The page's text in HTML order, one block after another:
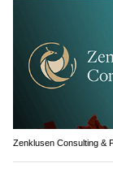
Zenklusen Consulting &